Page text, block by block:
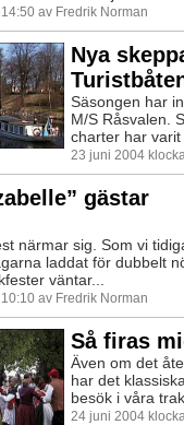
av Fredrik Norman
Nya
Säsongen har
M/S Råsvalen.
charter har varit
23 juni 2004
gästar
närmar sig. Som vi
laddat för dubbelt
väntar...
av Fredrik Norman
Så firas
Även om det
har det
besök i våra
24 juni 2004